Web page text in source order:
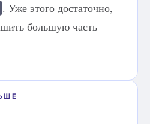
. Уже этого достаточно,
большую часть